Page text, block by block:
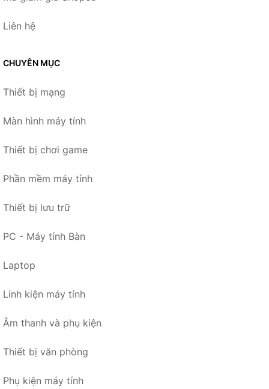
Liên hệ
CHUYÊN MỤC
Thiết bị mạng
Màn hình máy tính
Thiết bị chơi game
Phần mềm máy tính
Thiết bị lưu trữ
PC - Máy tính Bàn
Laptop
Linh kiện máy tính
Âm thanh và phụ kiện
Thiết bị văn phòng
Phụ kiện máy tính